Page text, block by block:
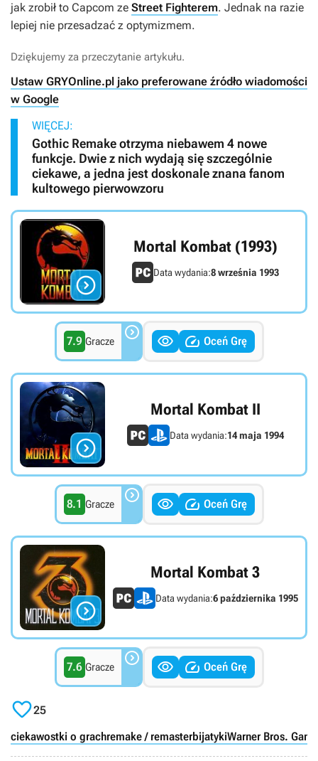
jak zrobił to Capcom ze Street Fighterem. Jednak na razie
lepiej nie przesadzać z optymizmem.
Dziękujemy za przeczytanie artykułu.
Ustaw GRYOnline.pl jako preferowane źródło wiadomości
w Google
WIĘCEJ:
Gothic Remake otrzyma niebawem 4 nowe
funkcje. Dwie z nich wydają się szczególnie
ciekawe, a jedna jest doskonale znana fanom
kultowego pierwowzoru

Mortal Kombat (1993)
Data wydania:8 września 1993
7.9 Gracze    Oceń Grę

Mortal Kombat II
Data wydania:14 maja 1994
8.1 Gracze    Oceń Grę

Mortal Kombat 3
Data wydania:6 października 1995
7.6 Gracze    Oceń Grę
25
ciekawostki o grachremake / remasterbijatykiWarner Bros.